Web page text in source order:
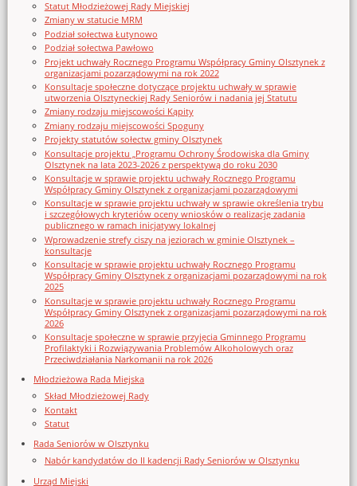
Statut Młodzieżowej Rady Miejskiej
Zmiany w statucie MRM
Podział sołectwa Łutynowo
Podział sołectwa Pawłowo
Projekt uchwały Rocznego Programu Współpracy Gminy Olsztynek z
organizacjami pozarządowymi na rok 2022
Konsultacje społeczne dotyczące projektu uchwały w sprawie
utworzenia Olsztyneckiej Rady Seniorów i nadania jej Statutu
Zmiany rodzaju miejscowości Kąpity
Zmiany rodzaju miejscowości Spoguny
Projekty statutów sołectw gminy Olsztynek
Konsultacje projektu „Programu Ochrony Środowiska dla Gminy
Olsztynek na lata 2023-2026 z perspektywą do roku 2030
Konsultacje w sprawie projektu uchwały Rocznego Programu
Współpracy Gminy Olsztynek z organizacjami pozarządowymi
Konsultacje w sprawie projektu uchwały w sprawie określenia trybu
i szczegółowych kryteriów oceny wniosków o realizację zadania
publicznego w ramach inicjatywy lokalnej
Wprowadzenie strefy ciszy na jeziorach w gminie Olsztynek –
konsultacje
Konsultacje w sprawie projektu uchwały Rocznego Programu
Współpracy Gminy Olsztynek z organizacjami pozarządowymi na rok
2025
Konsultacje w sprawie projektu uchwały Rocznego Programu
Współpracy Gminy Olsztynek z organizacjami pozarządowymi na rok
2026
Konsultacje społeczne w sprawie przyjęcia Gminnego Programu
Profilaktyki i Rozwiązywania Problemów Alkoholowych oraz
Przeciwdziałania Narkomanii na rok 2026
Młodzieżowa Rada Miejska
Skład Młodzieżowej Rady
Kontakt
Statut
Rada Seniorów w Olsztynku
Nabór kandydatów do II kadencji Rady Seniorów w Olsztynku
Urząd Miejski